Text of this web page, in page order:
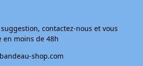
contactez-nous et vous
en moins de 48h
shop.com